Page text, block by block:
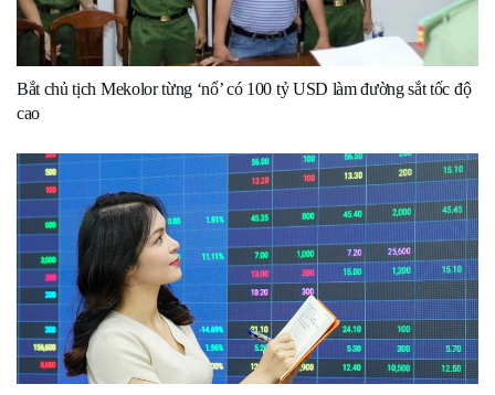
Bắt chủ tịch Mekolor từng ‘nổ’ có 100 tỷ USD làm đường sắt tốc độ
cao